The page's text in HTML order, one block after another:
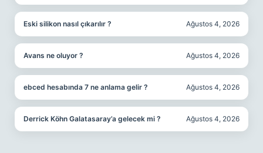
Eski silikon nasıl çıkarılır ? Ağustos 4, 2026
Avans ne oluyor ? Ağustos 4, 2026
ebced hesabında 7 ne anlama gelir ? Ağustos 4, 2026
Derrick Köhn Galatasaray’a gelecek mi ? Ağustos 4, 2026